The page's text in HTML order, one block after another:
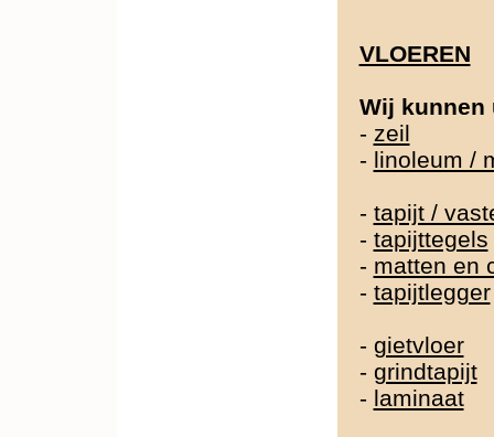
VLOEREN
Wij kunnen
- zeil
- linoleum /
- tapijt /
- tapijttegels
- matten en
- tapijtlegger
- gietvloer
- grindtapijt
- laminaat